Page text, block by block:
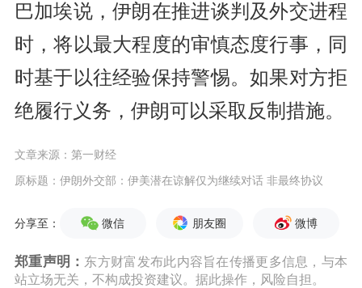
巴加埃说，伊朗在推进谈判及外交进程
时，将以最大程度的审慎态度行事，同
时基于以往经验保持警惕。如果对方拒
绝履行义务，伊朗可以采取反制措施。
文章来源：第一财经
原标题：伊朗外交部：伊美潜在谅解仅为继续对话 非最终协议
分享至： 微信 朋友圈 微博
郑重声明： 东方财富发布此内容旨在传播更多信息，与本
站立场无关，不构成投资建议。据此操作，风险自担。